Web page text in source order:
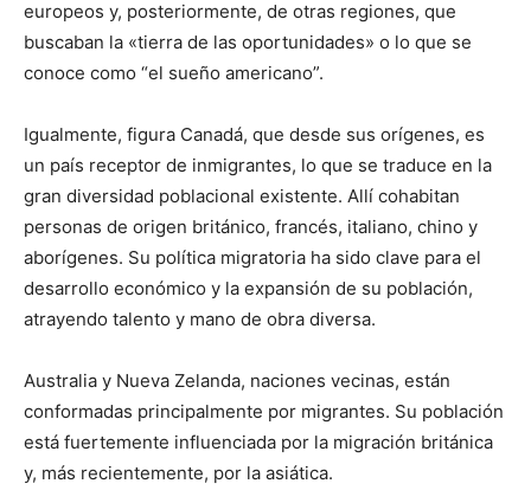
europeos y, posteriormente, de otras regiones, que
buscaban la «tierra de las oportunidades» o lo que se
conoce como “el sueño americano”.
Igualmente, figura Canadá, que desde sus orígenes, es
un país receptor de inmigrantes, lo que se traduce en la
gran diversidad poblacional existente. Allí cohabitan
personas de origen británico, francés, italiano, chino y
aborígenes. Su política migratoria ha sido clave para el
desarrollo económico y la expansión de su población,
atrayendo talento y mano de obra diversa.
Australia y Nueva Zelanda, naciones vecinas, están
conformadas principalmente por migrantes. Su población
está fuertemente influenciada por la migración británica
y, más recientemente, por la asiática.